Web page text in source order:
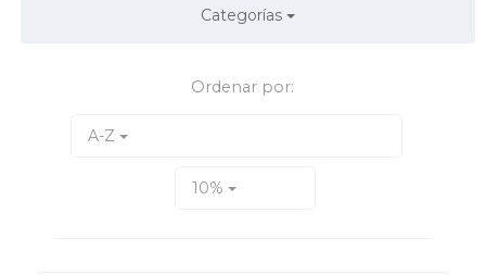
Categorías
Ordenar por:
A-Z
10%